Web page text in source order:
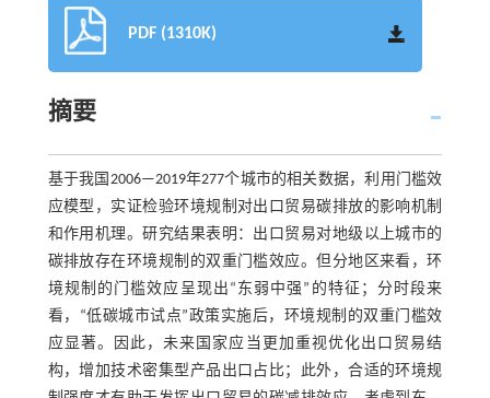
PDF (1310K)
摘要
基于我国2006—2019年277个城市的相关数据，利用门槛效
应模型，实证检验环境规制对出口贸易碳排放的影响机制
和作用机理。研究结果表明：出口贸易对地级以上城市的
碳排放存在环境规制的双重门槛效应。但分地区来看，环
境规制的门槛效应呈现出“东弱中强”的特征；分时段来
看，“低碳城市试点”政策实施后，环境规制的双重门槛效
应显著。因此，未来国家应当更加重视优化出口贸易结
构，增加技术密集型产品出口占比；此外，合适的环境规